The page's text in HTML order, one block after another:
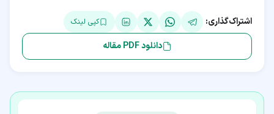
اشتراک‌گذاری: کپی لینک
دانلود PDF مقاله